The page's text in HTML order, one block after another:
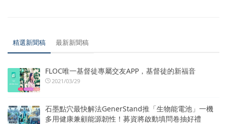
精選新聞稿 最新新聞稿
FLOC唯一基督徒專屬交友APP，基督徒的新福音
2021/03/29
石墨點穴最快解法GenerStand推「生物能電池」一機
多用健康兼顧能源韌性！募資將啟動填問卷抽好禮